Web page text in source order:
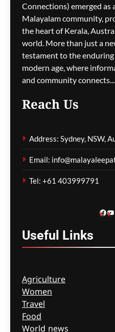
എഐ,
നീക്കം
മെഹ്റു
ago
0
ഇറാൻ
മെഹ്റു
Connections) emerged as
Malayalam community,
the heart of Kerala,
world. More than just a
testament to the
modern age, where
and community
Reach Us
Address: Sydney, NSW,
Email:
Tel: +61 403999791
Useful Links
Agriculture
Women
Travel
Food
World news